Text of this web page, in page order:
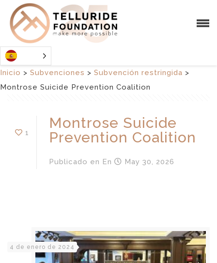
Inicio > Subvenciones > Subvención restringida >
Montrose Suicide Prevention Coalition
1
Montrose Suicide
Prevention Coalition
Publicado en En May 30, 2026
4 de enero de 2024